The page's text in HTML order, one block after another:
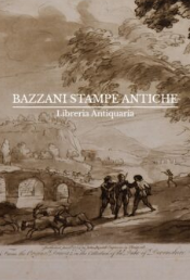
AL CARRELLO